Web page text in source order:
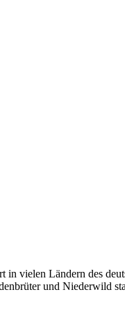
vielen Ländern des
und Niederwild